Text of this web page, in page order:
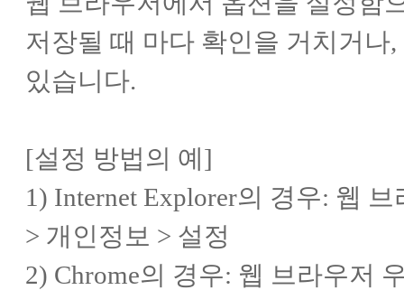
저장될 때 마다 확인을 거치거
있습니다.
[설정 방법의 예]
1) Internet Explorer의 경우: 웹
> 개인정보 > 설정
2) Chrome의 경우: 웹 브라우저